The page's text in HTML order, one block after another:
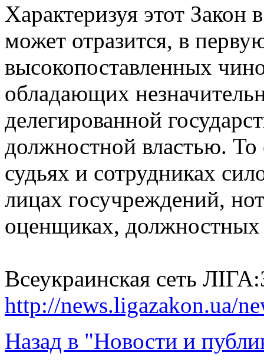
Характеризуя этот Закон
может отразится, в
высокопоставленных
обладающих
делегированной
должностной властью.
судьях и сотрудниках
лицах госучреждений,
оценщиках, должностных
Всеукраинская сеть
http://news.ligazakon.ua/
Назад в "Новости и